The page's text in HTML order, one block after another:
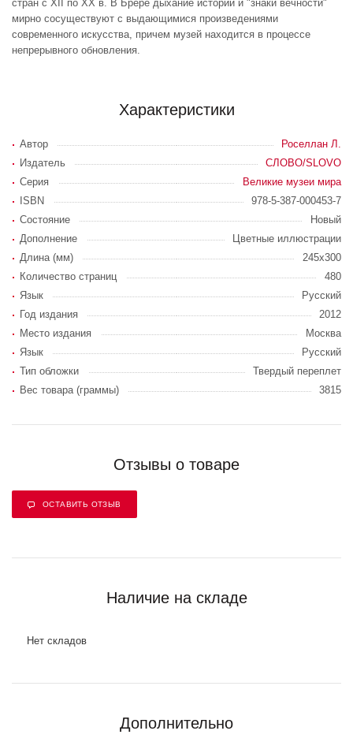
стран с XII по XX в. В Брере дыхание истории и "знаки вечности"
мирно сосуществуют с выдающимися произведениями
современного искусства, причем музей находится в процессе
непрерывного обновления.
Характеристики
Автор
Роселлан Л.
Издатель
СЛОВО/SLOVO
Серия
Великие музеи мира
ISBN
978-5-387-000453-7
Состояние
Новый
Дополнение
Цветные иллюстрации
Длина (мм)
245х300
Количество страниц
480
Язык
Русский
Год издания
2012
Место издания
Москва
Язык
Русский
Тип обложки
Твердый переплет
Вес товара (граммы)
3815
Отзывы о товаре
ОСТАВИТЬ ОТЗЫВ
Наличие на складе
Нет складов
Дополнительно